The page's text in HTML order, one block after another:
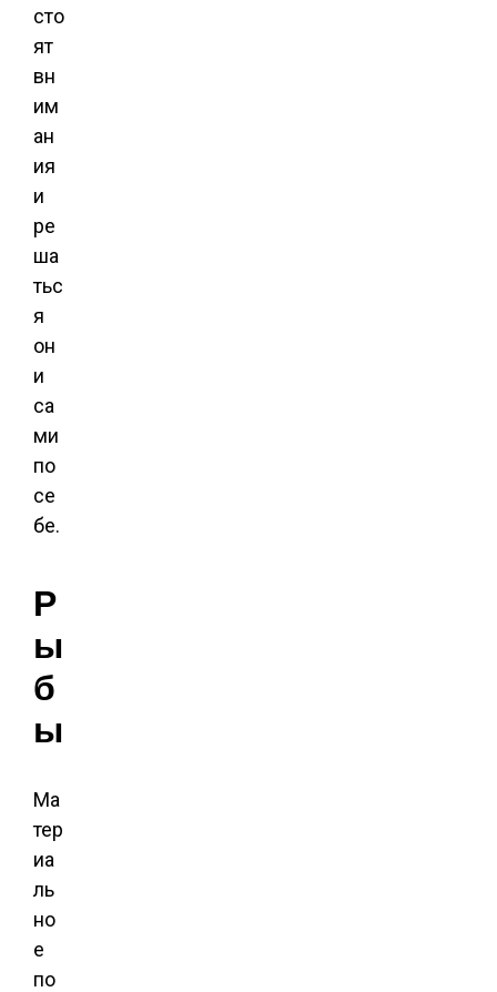
сто
ят
вн
им
ан
ия
и
ре
ша
тьс
я
он
и
са
ми
по
се
бе.
Р
ы
б
ы
Ма
тер
иа
ль
но
е
по